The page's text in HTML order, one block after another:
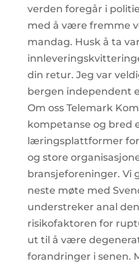
verden foregår i
med å være fremme
mandag. Husk å ta
din retur. Jeg var
bergen independent
Om oss Telemark
kompetanse og bred
læringsplattformer
og store
bransjeforeninger. Vi
neste møte med
understreker anal
risikofaktoren for
ut til å være
forandringer i senen.